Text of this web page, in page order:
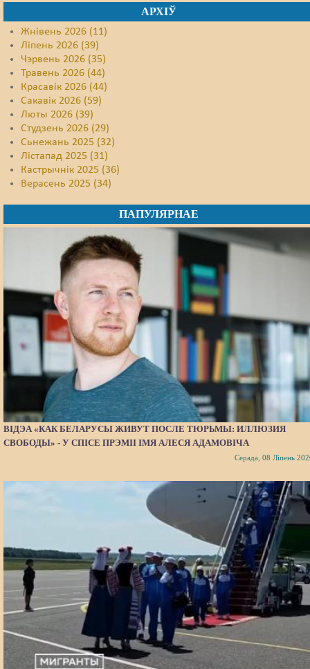
АРХІЎ
Жнівень 2026 (11)
Ліпень 2026 (39)
Чэрвень 2026 (35)
Травень 2026 (44)
Красавік 2026 (44)
Сакавік 2026 (59)
Люты 2026 (39)
Студзень 2026 (29)
Сьнежань 2025 (32)
Лістапад 2025 (31)
Кастрычнік 2025 (36)
Верасень 2025 (34)
ПАПУЛЯРНАЕ
ВІДЭА «КАК БЕЛАРУСЫ ЖИВУТ ПОСЛЕ ТЮРЬМЫ: ИЛЛЮЗИЯ
СВОБОДЫ» - У СПІСЕ ПРЭМІІ ІМЯ АЛЕСЯ АДАМОВІЧА
Серада, 08 Ліпень